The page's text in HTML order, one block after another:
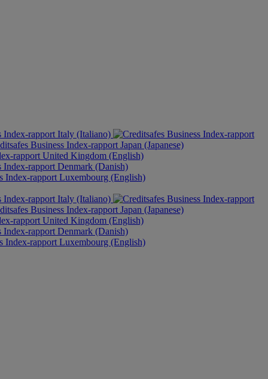
Italy (Italiano)
Japan (Japanese)
United Kingdom (English)
Denmark (Danish)
Luxembourg (English)
Italy (Italiano)
Japan (Japanese)
United Kingdom (English)
Denmark (Danish)
Luxembourg (English)